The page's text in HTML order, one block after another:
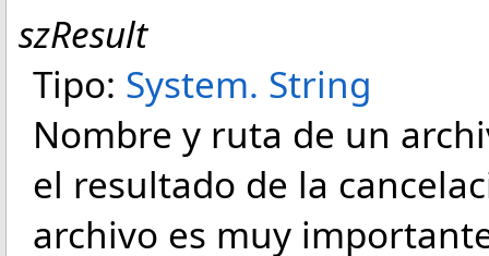
szResult
Tipo: System. String
Nombre y ruta de un
el resultado de la
archivo es muy